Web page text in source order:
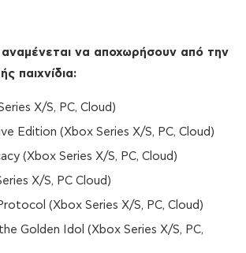
αναμένεται να αποχωρήσουν από την
παιχνίδια:
X/S, PC, Cloud)
Edition (Xbox Series X/S, PC, Cloud)
(Xbox Series X/S, PC, Cloud)
X/S, PC Cloud)
(Xbox Series X/S, PC, Cloud)
Golden Idol (Xbox Series X/S, PC,